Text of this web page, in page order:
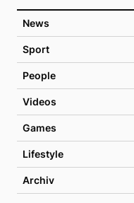
News
Sport
People
Videos
Games
Lifestyle
Archiv